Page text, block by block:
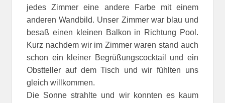
jedes Zimmer eine andere Farbe mit einem
anderen Wandbild. Unser Zimmer war blau und
besaß einen kleinen Balkon in Richtung Pool.
Kurz nachdem wir im Zimmer waren stand auch
schon ein kleiner Begrüßungscocktail und ein
Obstteller auf dem Tisch und wir fühlten uns
gleich willkommen.
Die Sonne strahlte und wir konnten es kaum